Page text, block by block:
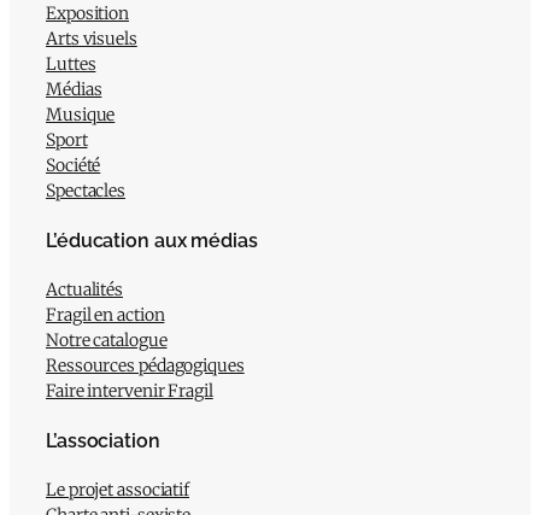
Exposition
Arts visuels
Luttes
Médias
Musique
Sport
Société
Spectacles
L’éducation aux médias
Actualités
Fragil en action
Notre catalogue
Ressources pédagogiques
Faire intervenir Fragil
L’association
Le projet associatif